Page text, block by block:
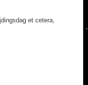
et cetera,